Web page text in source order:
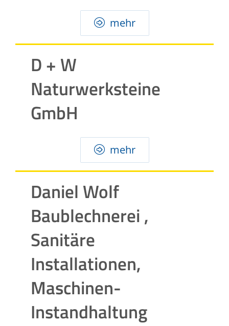
mehr
D + W
Naturwerksteine
GmbH
mehr
Daniel Wolf
Baublechnerei ,
Sanitäre
Installationen,
Maschinen-
Instandhaltung